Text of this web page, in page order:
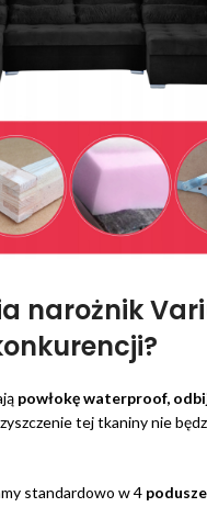
narożnik
powłokę waterproof,
tej tkaniny nie
standardowo w 4